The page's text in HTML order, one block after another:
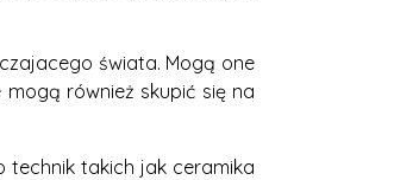
świata. Mogą one
również skupić się na
technik takich jak ceramika